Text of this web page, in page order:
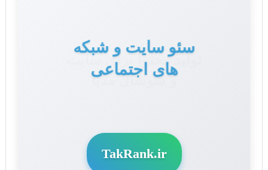
تولید محتوا برای سایت
و سوشال مدیا
TakRank.ir